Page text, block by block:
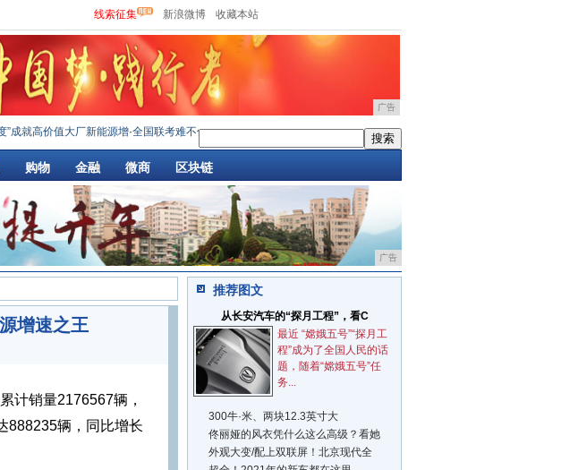
线索征集 新浪微博 收藏本站
广告
价值大厂新能源增·全国联考难不倒BJ60雷霆！掏雪豁沙战陡坡，猛·妥妥E行天津司机服务中心开展“全民消防安全至上
购物 金融 微商 区块链
广告
增速之王
计销量2176567辆，
888235辆，同比增长
推荐图文
从长安汽车的“探月工程”，看C
最近 “嫦娥五号”“探月工
程”成为了全国人民的话
题，随着“嫦娥五号”任
务...
300牛·米、两块12.3英寸大
佟丽娅的风衣凭什么这么高级？看她
外观大变/配上双联屏！北京现代全